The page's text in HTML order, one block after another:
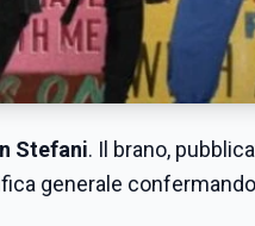
Stefani. Il brano,
generale